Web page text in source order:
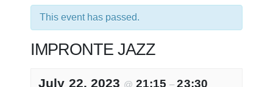
This event has passed.
IMPRONTE JAZZ
July 22, 2023 @ 21:15–23:30